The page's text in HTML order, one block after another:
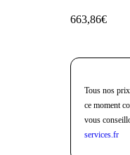
663,86€
Tous nos
ce moment
vous
services.fr